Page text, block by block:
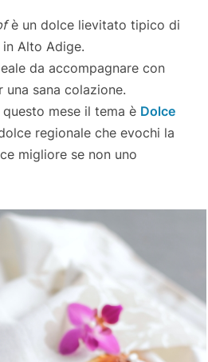
è un dolce lievitato tipico di
in Alto Adige.
da accompagnare con
sana colazione.
mese il tema è Dolce
regionale che evochi la
migliore se non uno